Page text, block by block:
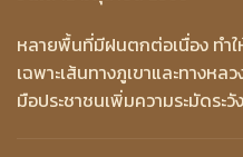
หลายพื้นที่มีฝนตกต่อเนื่อง ทำ
เฉพาะเส้นทางภูเขาและทางห
มือประชาชนเพิ่มความระมัดระวั